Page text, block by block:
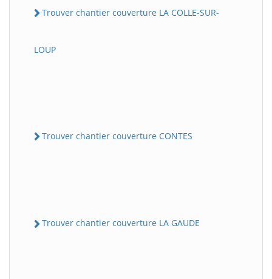
Trouver chantier couverture LA COLLE-SUR-
LOUP
Trouver chantier couverture CONTES
Trouver chantier couverture LA GAUDE